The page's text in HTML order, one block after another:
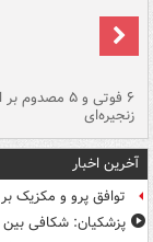
۶ فوتی و ۵
زنجیره‌ای
آخرین اخبار
توافق پرو و مکزیک
پزشکیان: شکافی